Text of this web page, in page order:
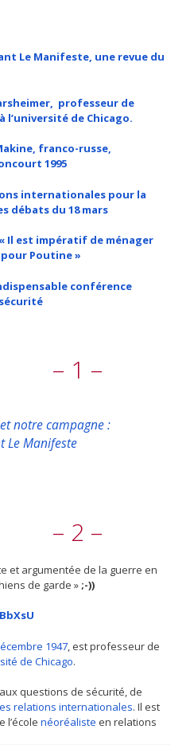
Le Manifeste, une revue du
professeur de
l’université de Chicago.
franco-russe,
1995
internationales pour la
débats du 18 mars
« Il est impératif de ménager
Poutine »
conférence
– 1 –
notre campagne :
Le Manifeste
– 2 –
et argumentée de la guerre en
de garde » ;-))
1947, est professeur de
de Chicago.
questions de sécurité, de
relations internationales. Il est
l’école néoréaliste en relations